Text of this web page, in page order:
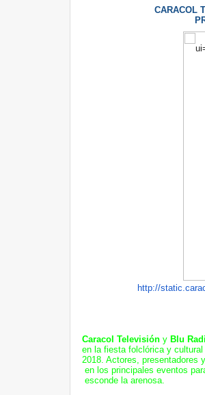
CARACOL
http://
Caracol Televisión y Blu
en la fiesta folclórica y
2018. Actores, presentadores
en los principales eventos
esconde la arenosa.